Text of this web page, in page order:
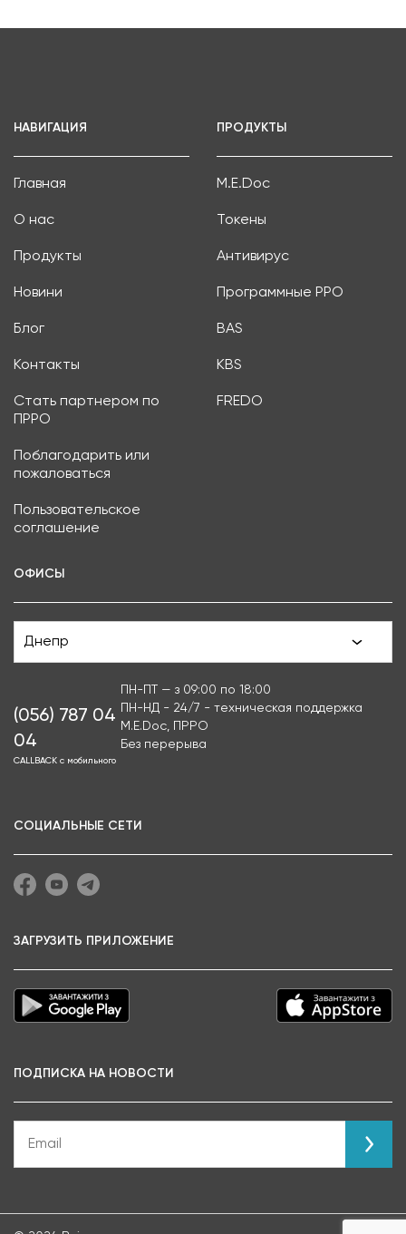
НАВИГАЦИЯ
Главная
О нас
Продукты
Новини
Блог
Контакты
Стать партнером по
ПРРО
Поблагодарить или
пожаловаться
Пользовательское
соглашение
ПРОДУКТЫ
M.E.Doc
Токены
Антивирус
Программные РРО
BAS
KBS
FREDO
ОФИСЫ
Днепр
(056) 787 04
04
CALLBACK с мобильного
ПН-ПТ — з 09:00 по 18:00
ПН-НД - 24/7 - техническая поддержка
M.E.Doc, ПРРО
Без перерыва
СОЦИАЛЬНЫЕ СЕТИ
ЗАГРУЗИТЬ ПРИЛОЖЕНИЕ
ПОДПИСКА НА НОВОСТИ